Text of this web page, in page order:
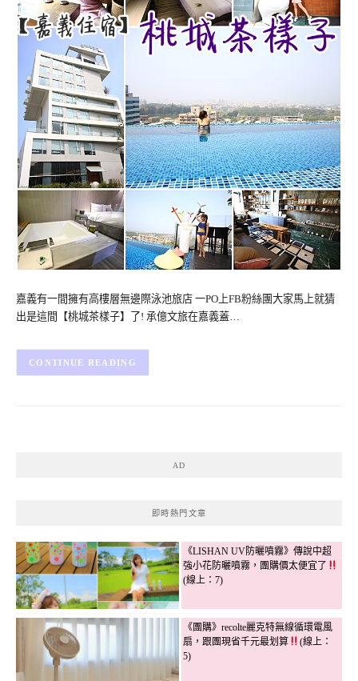
嘉義有一間擁有高樓層無邊際泳池旅店 一PO上FB粉絲團大家馬上就猜
出是這間【桃城茶樣子】了! 承億文旅在嘉義蓋…
CONTINUE READING
AD
即時熱門文章
《LISHAN UV防曬噴霧》傳說中超
強小花防曬噴霧，團購價太便宜了
(線上：7)
《團購》recolte麗克特無線循環電風
扇，跟團現省千元最划算
(線上：
5)